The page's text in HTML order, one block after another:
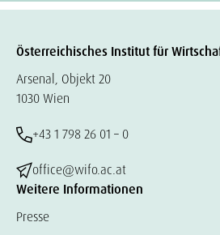
Österreichisches Institut für
Arsenal, Objekt 20
1030 Wien
+43 1 798 26 01 – 0
office@wifo.ac.at
Weitere Informationen
Presse